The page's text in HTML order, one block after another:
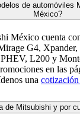
de automóviles
México?
México cuenta
G4,
L200 y
en las
una
de Mitsubishi y por